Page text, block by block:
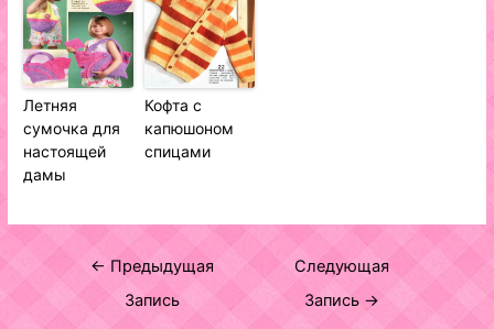
Летняя
сумочка для
настоящей
дамы
Кофта с
капюшоном
спицами
Навигация
записям
← Предыдущая
Запись
Следующая
Запись →